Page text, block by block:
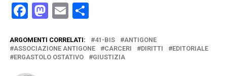
Facebook
Mastodon
EmailCondividi
ARGOMENTI CORRELATI: 41-BIS
ANTIGONE
ASSOCIAZIONE ANTIGONE
CARCERI DIRITTI
EDITORIALE
ERGASTOLO OSTATIVO
GIUSTIZIA